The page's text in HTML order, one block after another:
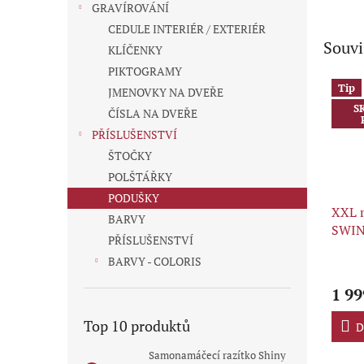
GRAVÍROVÁNÍ
CEDULE INTERIÉR / EXTERIÉR
KLÍČENKY
PIKTOGRAMY
JMENOVKY NA DVEŘE
ČÍSLA NA DVEŘE
PŘÍSLUŠENSTVÍ
ŠTOČKY
POLŠTÁŘKY
PODUŠKY
BARVY
PŘÍSLUŠENSTVÍ
BARVY - COLORIS
Top 10 produktů
Samonamáčecí razítko Shiny
Tip
XXL
je
z
1